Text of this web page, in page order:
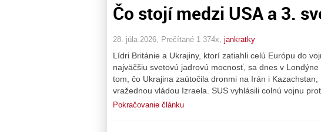
Čo stojí medzi USA a 3.
28. júla 2026, Prečítané 1 374x, jankratky
Lídri Británie a Ukrajiny, ktorí zatiahli celú Európu do
najväčšiu svetovú jadrovú mocnosť, sa dnes v
tom, čo Ukrajina zaútočila dronmi na Irán i
vražednou vládou Izraela. SUS vyhlásili colnú vojnu
Pokračovanie článku